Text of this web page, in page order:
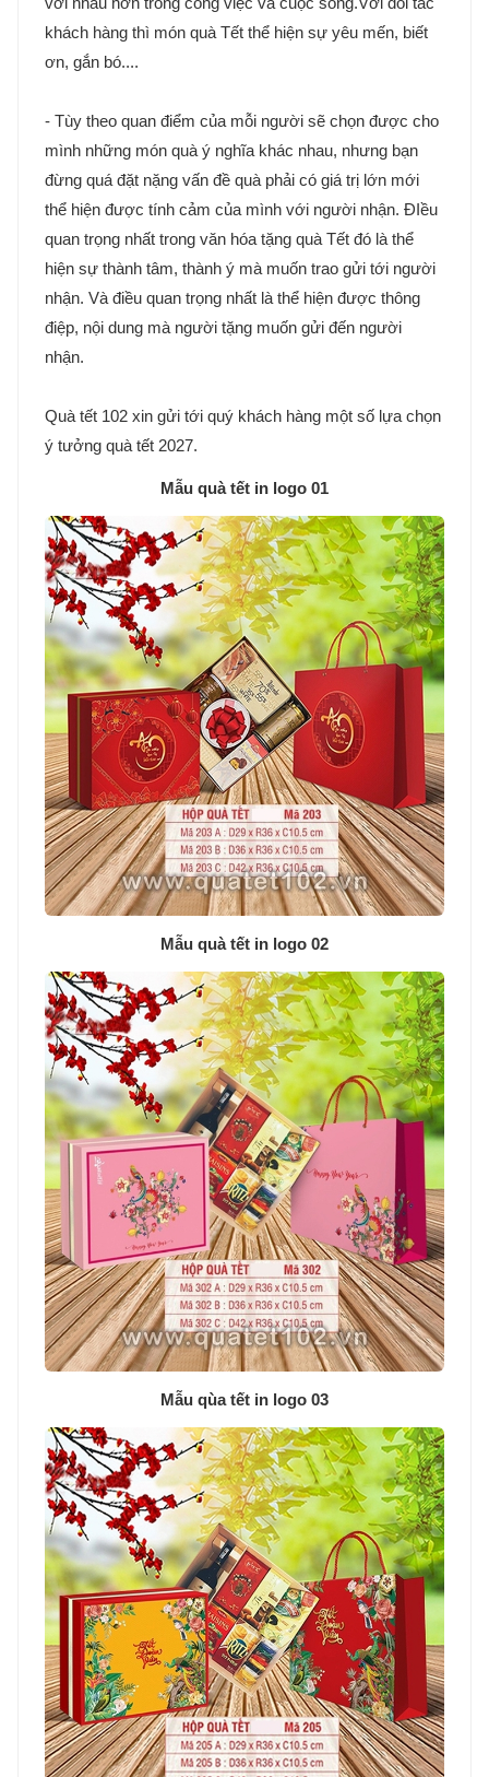
khách hàng thì món quà Tết thể hiện sự yêu mến, biết
ơn, gắn bó....
- Tùy theo quan điểm của mỗi người sẽ chọn được cho
mình những món quà ý nghĩa khác nhau, nhưng bạn
đừng quá đặt nặng vấn đề quà phải có giá trị lớn mới
thể hiện được tính cảm của mình với người nhận. ĐIều
quan trọng nhất trong văn hóa tặng quà Tết đó là thể
hiện sự thành tâm, thành ý mà muốn trao gửi tới người
nhận. Và điều quan trọng nhất là thể hiện được thông
điệp, nội dung mà người tặng muốn gửi đến người
nhận.
Quà tết 102 xin gửi tới quý khách hàng một số lựa chọn
ý tưởng quà tết 2027.
Mẫu quà tết in logo 01
Mẫu quà tết in logo 02
Mẫu qùa tết in logo 03